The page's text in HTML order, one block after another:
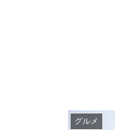
グルメ